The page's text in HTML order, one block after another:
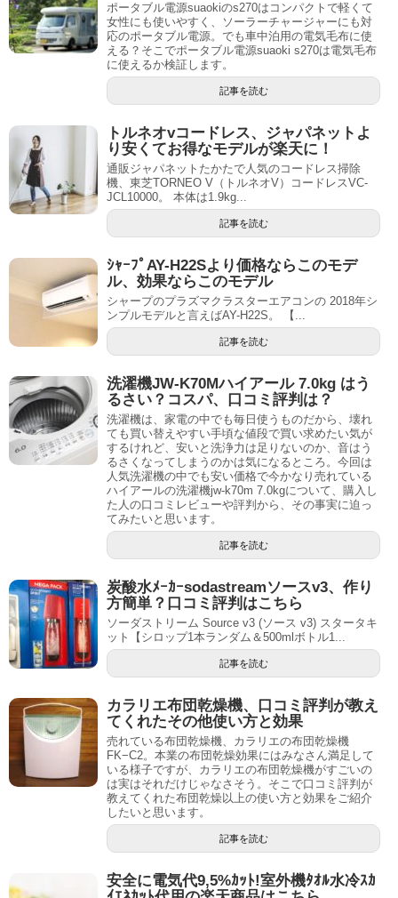
ポータブル電源suaokiのs270はコンパクトで軽くて
女性にも使いやすく、ソーラーチャージャーにも対
応のポータブル電源。でも車中泊用の電気毛布に使
える？そこでポータブル電源suaoki s270は電気毛布
に使えるか検証します。
記事を読む
トルネオvコードレス、ジャパネットよ
り安くてお得なモデルが楽天に！
通販ジャパネットたかたで人気のコードレス掃除
機、東芝TORNEO V（トルネオV）コードレスVC-
JCL10000。 本体は1.9kg...
記事を読む
ｼｬｰﾌﾟAY-H22Sより価格ならこのモデ
ル、効果ならこのモデル
シャープのプラズマクラスターエアコンの 2018年シ
ンプルモデルと言えばAY-H22S。 【...
記事を読む
洗濯機JW-K70Mハイアール 7.0kg はう
るさい？コスパ、口コミ評判は？
洗濯機は、家電の中でも毎日使うものだから、壊れ
ても買い替えやすい手頃な値段で買い求めたい気が
するけれど、安いと洗浄力は足りないのか、音はう
るさくなってしまうのかは気になるところ。今回は
人気洗濯機の中でも安い価格で今かなり売れている
ハイアールの洗濯機jw-k70m 7.0kgについて、購入し
た人の口コミレビューや評判から、その事実に迫っ
てみたいと思います。
記事を読む
炭酸水ﾒｰｶｰsodastreamソースv3、作り
方簡単？口コミ評判はこちら
ソーダストリーム Source v3 (ソース v3) スタータキ
ット【シロップ1本ランダム＆500mlボトル1...
記事を読む
カラリエ布団乾燥機、口コミ評判が教え
てくれたその他使い方と効果
売れている布団乾燥機、カラリエの布団乾燥機
FK−C2。本業の布団乾燥効果にはみなさん満足して
いる様子ですが、カラリエの布団乾燥機がすごいの
は実はそれだけじゃなさそう。そこで口コミ評判が
教えてくれた布団乾燥以上の使い方と効果をご紹介
したいと思います。
記事を読む
安全に電気代9,5%ｶｯﾄ!室外機ﾀｵﾙ水冷ｽｶ